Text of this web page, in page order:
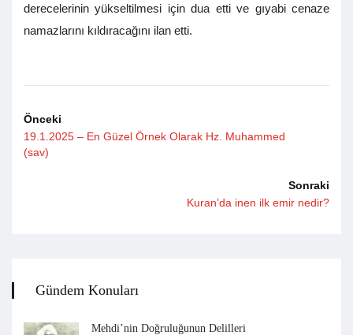
derecelerinin yükseltilmesi için dua etti ve gıyabi cenaze
namazlarını kıldıracağını ilan etti.
Önceki
19.1.2025 – En Güzel Örnek Olarak Hz. Muhammed
(sav)
Sonraki
Kuran’da inen ilk emir nedir?
Gündem Konuları
Mehdi’nin Doğruluğunun Delilleri